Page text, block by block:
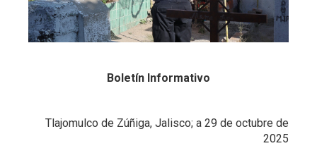
Boletín Informativo
Tlajomulco de Zúñiga, Jalisco; a 29 de octubre de
2025